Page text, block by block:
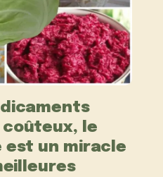
le
est un miracle